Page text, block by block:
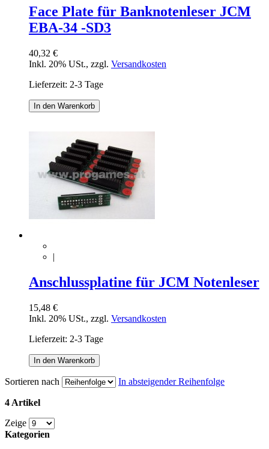
Face Plate für Banknotenleser JCM
EBA-34 -SD3
40,32 €
Inkl. 20% USt., zzgl. Versandkosten
Lieferzeit: 2-3 Tage
In den Warenkorb
|
Anschlussplatine für JCM Notenleser
15,48 €
Inkl. 20% USt., zzgl. Versandkosten
Lieferzeit: 2-3 Tage
In den Warenkorb
Sortieren nach In absteigender Reihenfolge
4 Artikel
Zeige
Kategorien